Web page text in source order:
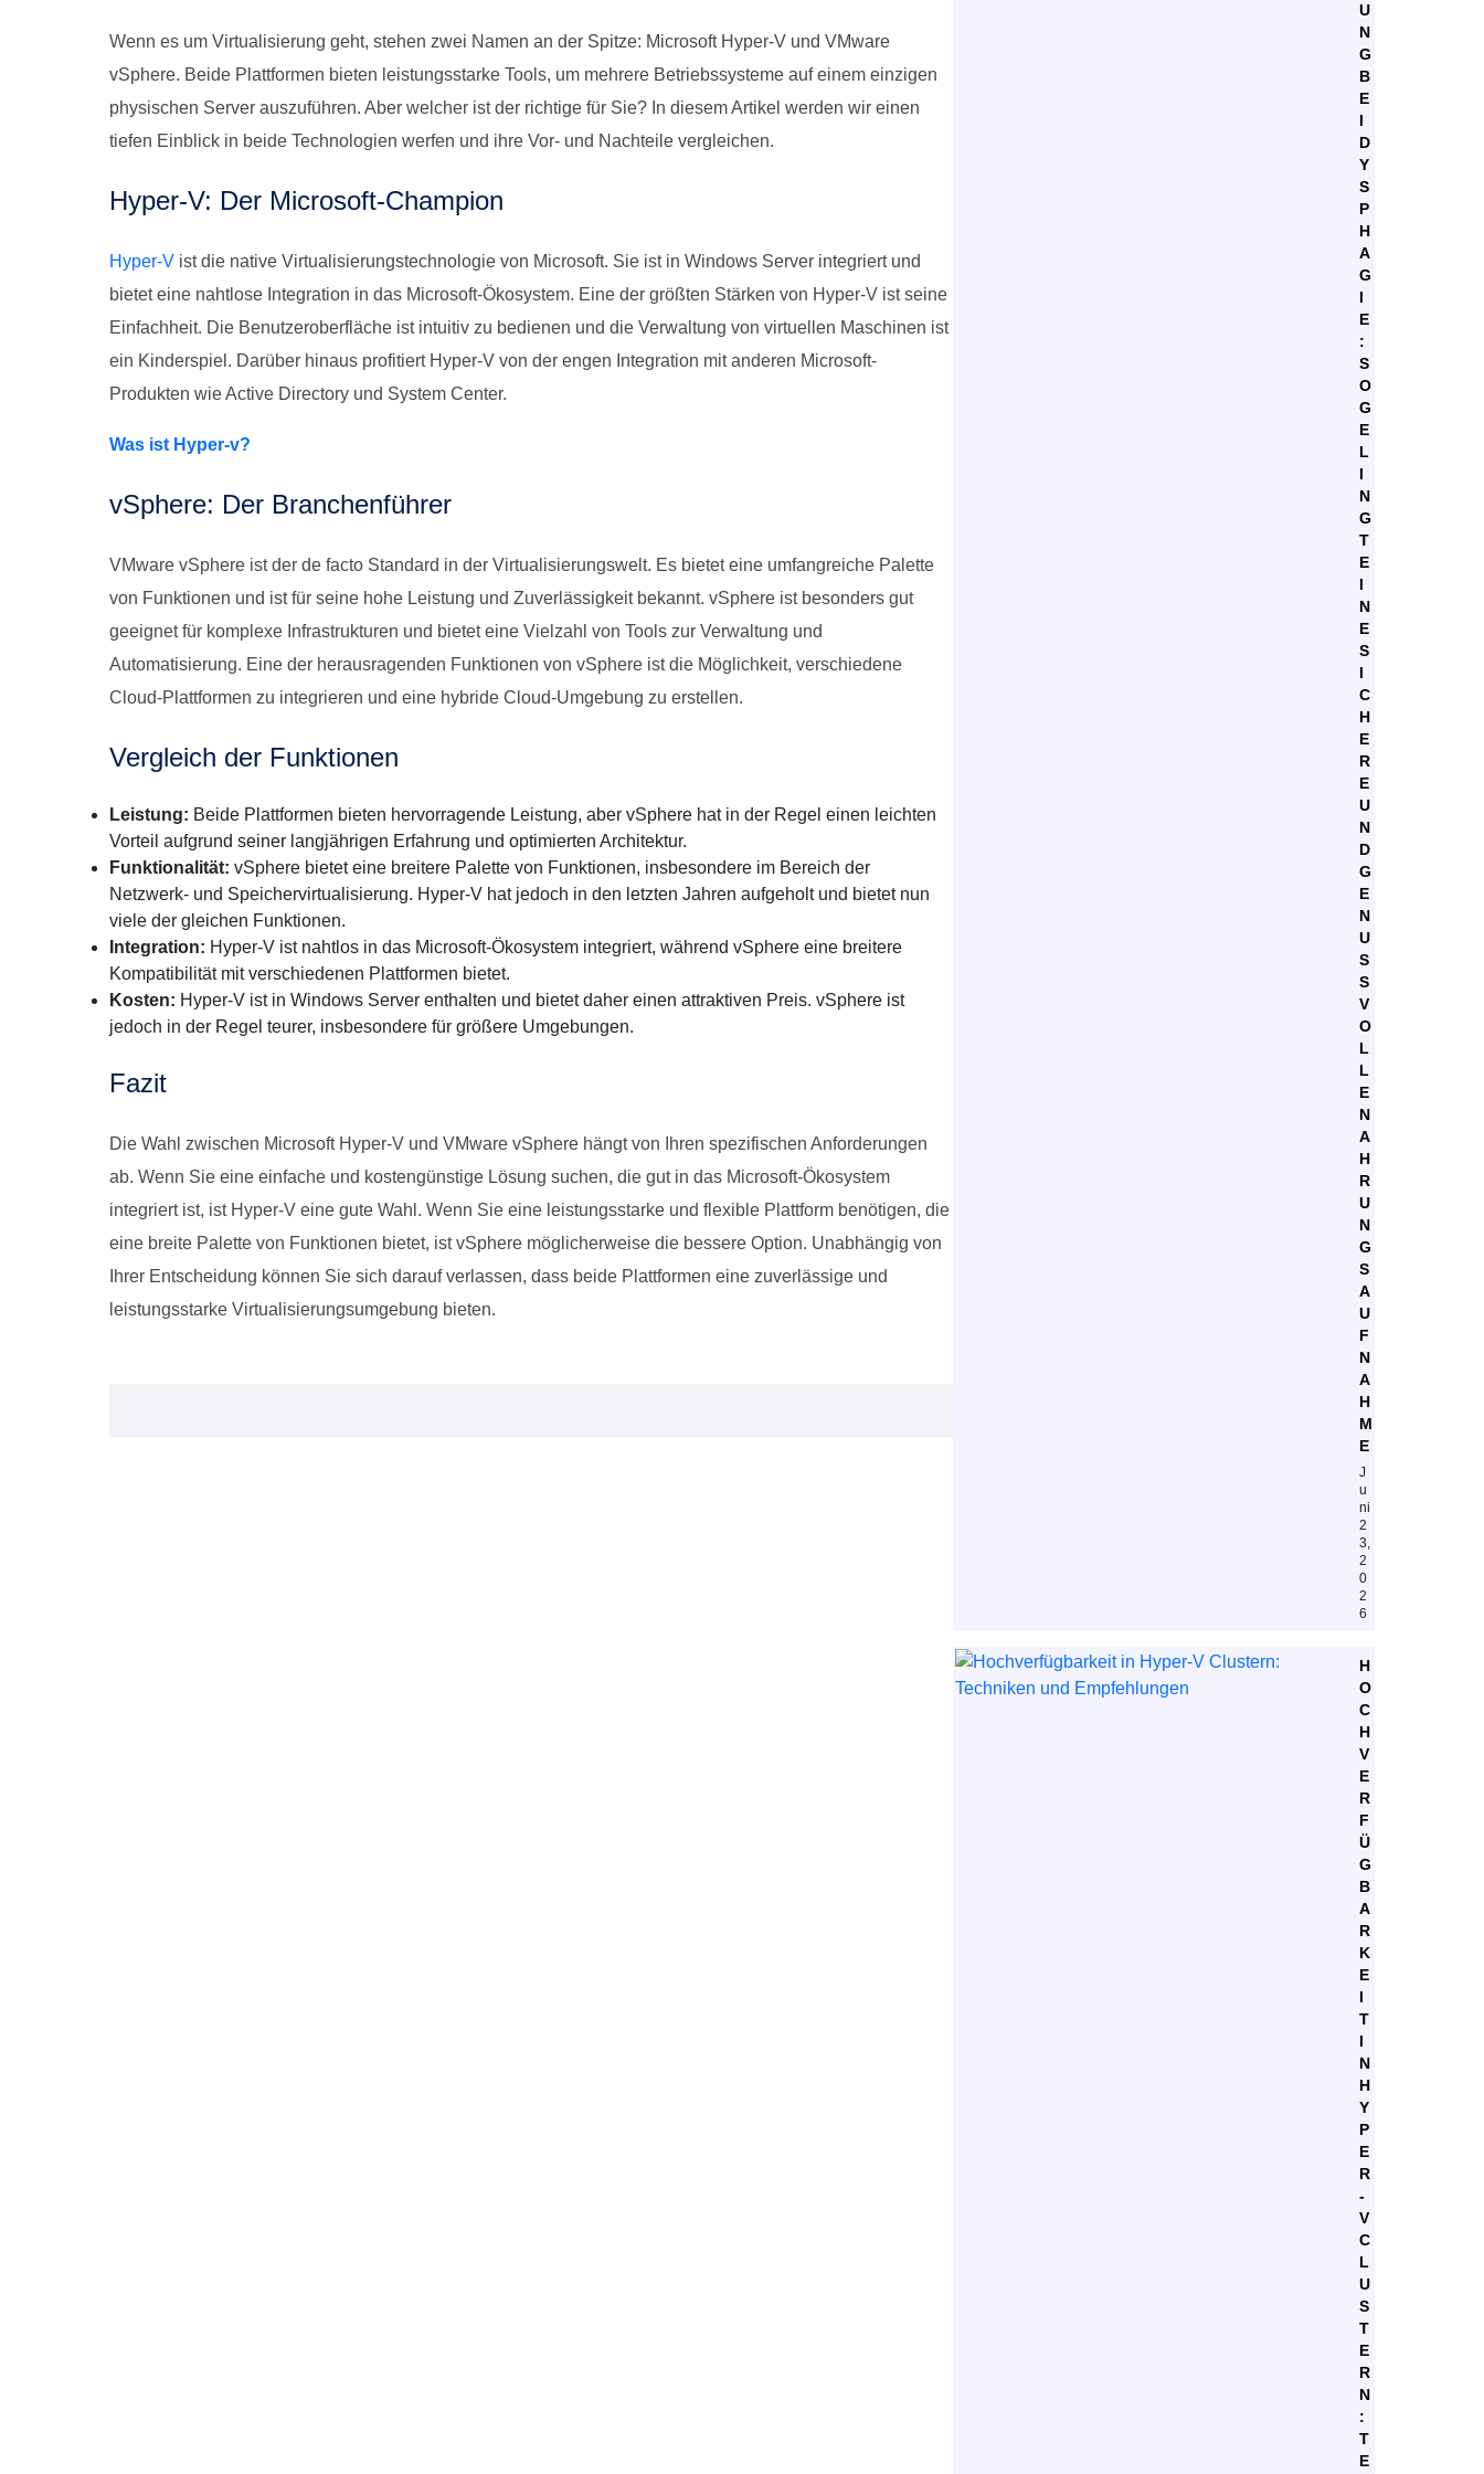
Wenn es um Virtualisierung geht, stehen zwei Namen an der Spitze: Microsoft Hyper-V und VMware
vSphere. Beide Plattformen bieten leistungsstarke Tools, um mehrere Betriebssysteme auf einem einzigen
physischen Server auszuführen. Aber welcher ist der richtige für Sie? In diesem Artikel werden wir einen
tiefen Einblick in beide Technologien werfen und ihre Vor- und Nachteile vergleichen.
Hyper-V: Der Microsoft-Champion
Hyper-V ist die native Virtualisierungstechnologie von Microsoft. Sie ist in Windows Server integriert und
bietet eine nahtlose Integration in das Microsoft-Ökosystem. Eine der größten Stärken von Hyper-V ist seine
Einfachheit. Die Benutzeroberfläche ist intuitiv zu bedienen und die Verwaltung von virtuellen Maschinen ist
ein Kinderspiel. Darüber hinaus profitiert Hyper-V von der engen Integration mit anderen Microsoft-
Produkten wie Active Directory und System Center.
Was ist Hyper-v?
vSphere: Der Branchenführer
VMware vSphere ist der de facto Standard in der Virtualisierungswelt. Es bietet eine umfangreiche Palette
von Funktionen und ist für seine hohe Leistung und Zuverlässigkeit bekannt. vSphere ist besonders gut
geeignet für komplexe Infrastrukturen und bietet eine Vielzahl von Tools zur Verwaltung und
Automatisierung. Eine der herausragenden Funktionen von vSphere ist die Möglichkeit, verschiedene
Cloud-Plattformen zu integrieren und eine hybride Cloud-Umgebung zu erstellen.
Vergleich der Funktionen
Leistung: Beide Plattformen bieten hervorragende Leistung, aber vSphere hat in der Regel einen leichten
Vorteil aufgrund seiner langjährigen Erfahrung und optimierten Architektur.
Funktionalität: vSphere bietet eine breitere Palette von Funktionen, insbesondere im Bereich der
Netzwerk- und Speichervirtualisierung. Hyper-V hat jedoch in den letzten Jahren aufgeholt und bietet nun
viele der gleichen Funktionen.
Integration: Hyper-V ist nahtlos in das Microsoft-Ökosystem integriert, während vSphere eine breitere
Kompatibilität mit verschiedenen Plattformen bietet.
Kosten: Hyper-V ist in Windows Server enthalten und bietet daher einen attraktiven Preis. vSphere ist
jedoch in der Regel teurer, insbesondere für größere Umgebungen.
Fazit
Die Wahl zwischen Microsoft Hyper-V und VMware vSphere hängt von Ihren spezifischen Anforderungen
ab. Wenn Sie eine einfache und kostengünstige Lösung suchen, die gut in das Microsoft-Ökosystem
integriert ist, ist Hyper-V eine gute Wahl. Wenn Sie eine leistungsstarke und flexible Plattform benötigen, die
eine breite Palette von Funktionen bietet, ist vSphere möglicherweise die bessere Option. Unabhängig von
Ihrer Entscheidung können Sie sich darauf verlassen, dass beide Plattformen eine zuverlässige und
leistungsstarke Virtualisierungsumgebung bieten.
U
N
G
B
E
I
D
Y
S
P
H
A
G
I
E
:
S
O
G
E
L
I
N
G
T
E
I
N
E
S
I
C
H
E
R
E
U
N
D
G
E
N
U
S
S
V
O
L
L
E
N
A
H
R
U
N
G
S
A
U
F
N
A
H
M
E
J
u
ni
2
3,
2
0
2
6
H
O
C
H
V
E
R
F
Ü
G
B
A
R
K
E
I
T
I
N
H
Y
P
E
R
-
V
C
L
U
S
T
E
R
N
:
T
E